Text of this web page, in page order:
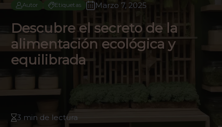
Autor Etiquetas Marzo 7, 2025
Descubre el secreto de la
alimentación ecológica y
equilibrada
3 min de lectura